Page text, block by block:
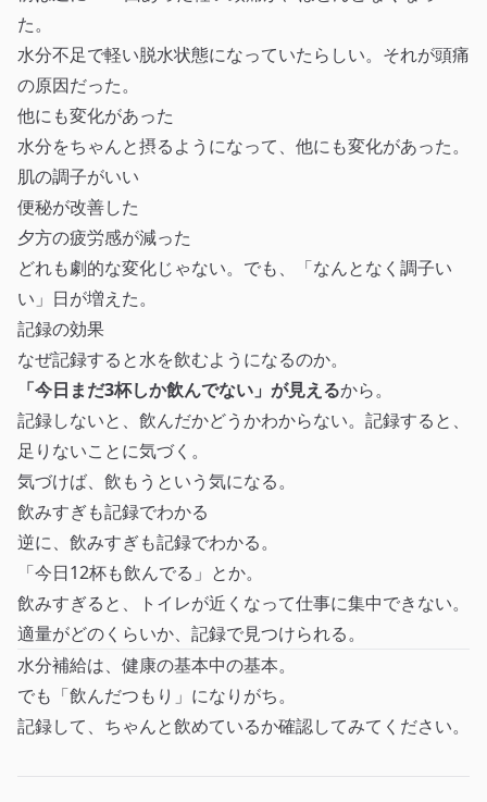
た。
水分不足で軽い脱水状態になっていたらしい。それが頭痛
の原因だった。
他にも変化があった
水分をちゃんと摂るようになって、他にも変化があった。
肌の調子がいい
便秘が改善した
夕方の疲労感が減った
どれも劇的な変化じゃない。でも、「なんとなく調子い
い」日が増えた。
記録の効果
なぜ記録すると水を飲むようになるのか。
「今日まだ3杯しか飲んでない」が見えるから。
記録しないと、飲んだかどうかわからない。記録すると、
足りないことに気づく。
気づけば、飲もうという気になる。
飲みすぎも記録でわかる
逆に、飲みすぎも記録でわかる。
「今日12杯も飲んでる」とか。
飲みすぎると、トイレが近くなって仕事に集中できない。
適量がどのくらいか、記録で見つけられる。
水分補給は、健康の基本中の基本。
でも「飲んだつもり」になりがち。
記録して、ちゃんと飲めているか確認してみてください。